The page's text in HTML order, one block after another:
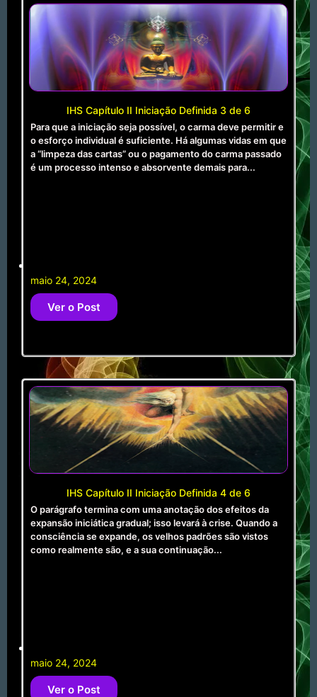
IHS Capítulo II Iniciação Definida 3 de 6
Para que a iniciação seja possível, o carma deve permitir e
o esforço individual é suficiente. Há algumas vidas em que
a “limpeza das cartas” ou o pagamento do carma passado
é um processo intenso e absorvente demais para...
maio 24, 2024
Ver o Post
IHS Capítulo II Iniciação Definida 4 de 6
O parágrafo termina com uma anotação dos efeitos da
expansão iniciática gradual; isso levará à crise. Quando a
consciência se expande, os velhos padrões são vistos
como realmente são, e a sua continuação...
maio 24, 2024
Ver o Post